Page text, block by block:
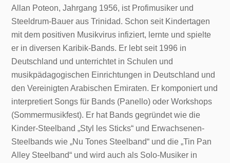
Allan Poteon, Jahrgang 1956, ist Profimusiker und
Steeldrum-Bauer aus Trinidad. Schon seit Kindertagen
mit dem positiven Musikvirus infiziert, lernte und spielte
er in diversen Karibik-Bands. Er lebt seit 1996 in
Deutschland und unterrichtet in Schulen und
musikpädagogischen Einrichtungen in Deutschland und
den Vereinigten Arabischen Emiraten. Er komponiert und
interpretiert Songs für Bands (Panello) oder Workshops
(Sommermusikfest). Er hat Bands gegründet wie die
Kinder-Steelband „Styl les Sticks“ und Erwachsenen-
Steelbands wie „Nu Tones Steelband“ und die „Tin Pan
Alley Steelband“ und wird auch als Solo-Musiker in